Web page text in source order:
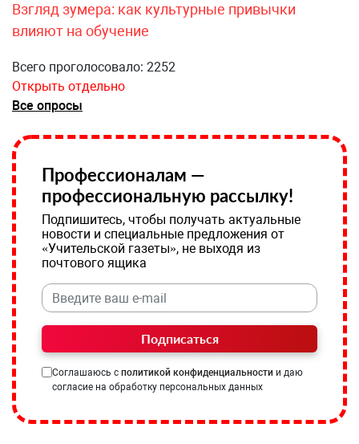
Взгляд зумера: как культурные привычки
влияют на обучение
Всего проголосовало: 2252
Открыть отдельно
Все опросы
Профессионалам —
профессиональную рассылку!
Подпишитесь, чтобы получать актуальные
новости и специальные предложения от
«Учительской газеты», не выходя из
почтового ящика
Подписаться
Соглашаюсь с политикой конфиденциальности и даю
согласие на обработку персональных данных